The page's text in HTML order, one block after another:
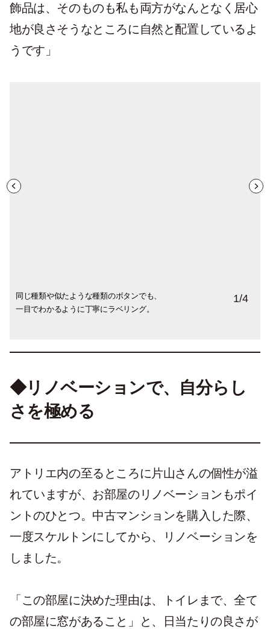
飾品は、そのものも私も両方がなんとなく居心
地が良さそうなところに自然と配置しているよ
うです」
同じ種類や似たような種類のボタンでも、
一目でわかるように丁寧にラベリング。
もうひとつの収納棚。ここには、国内外か
ら集まった数万個の膨大な量のボタンを収
リボンなどの素材もついつい収集してしま
うのだとか。
白く塗った額の上に作品を重ねてディスプ
レイ。この飾り方も素敵。
1/4
◆リノベーションで、自分らし
さを極める
アトリエ内の至るところに片山さんの個性が溢
れていますが、お部屋のリノベーションもポイ
ントのひとつ。中古マンションを購入した際、
一度スケルトンにしてから、リノベーションを
しました。
「この部屋に決めた理由は、トイレまで、全て
の部屋に窓があること」と、日当たりの良さが